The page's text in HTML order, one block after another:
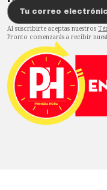
Al suscribirte aceptas nuestros
Pronto comenzarás a recibir